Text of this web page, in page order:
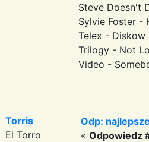
Steve Doesn't
Sylvie Foster -
Telex - Diskow
Trilogy - Not
Video -
Torris
El Torro
Odp:
« Odpowiedz